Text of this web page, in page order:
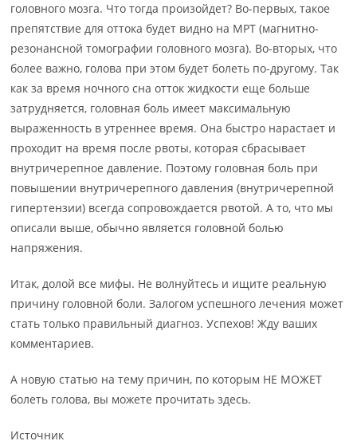
головного мозга. Что тогда произойдет? Во-первых, такое
препятствие для оттока будет видно на МРТ (магнитно-
резонансной томографии головного мозга). Во-вторых, что
более важно, голова при этом будет болеть по-другому. Так
как за время ночного сна отток жидкости еще больше
затрудняется, головная боль имеет максимальную
выраженность в утреннее время. Она быстро нарастает и
проходит на время после рвоты, которая сбрасывает
внутричерепное давление. Поэтому головная боль при
повышении внутричерепного давления (внутричерепной
гипертензии) всегда сопровождается рвотой. А то, что мы
описали выше, обычно является головной болью
напряжения.
Итак, долой все мифы. Не волнуйтесь и ищите реальную
причину головной боли. Залогом успешного лечения может
стать только правильный диагноз. Успехов! Жду ваших
комментариев.
А новую статью на тему причин, по которым НЕ МОЖЕТ
болеть голова, вы можете прочитать здесь.
Источник